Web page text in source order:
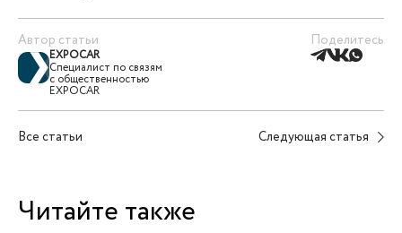
Автор статьи
EXPOCAR
Специалист по связям
с общественностью
EXPOCAR
Поделитесь
Все статьи Следующая статья
Читайте также